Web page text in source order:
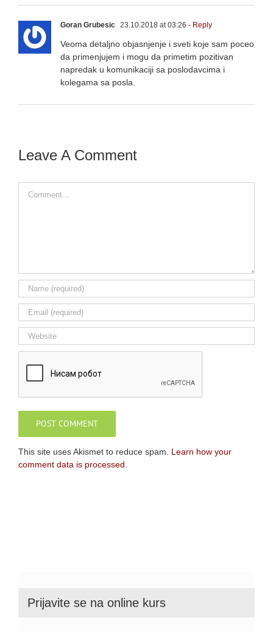
Goran Grubesic 23.10.2018 at 03:26 - Reply
Veoma detaljno objasnjenje i sveti koje sam poceo
da primenjujem i mogu da primetim pozitivan
napredak u komunikaciji sa poslodavcima i
kolegama sa posla.
Leave A Comment
This site uses Akismet to reduce spam. Learn how your
comment data is processed.
Prijavite se na online kurs